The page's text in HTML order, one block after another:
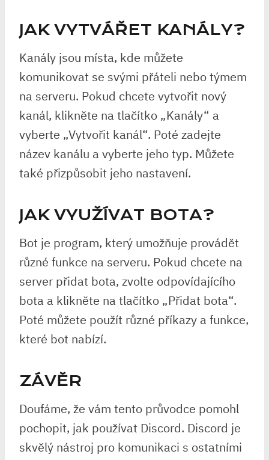
JAK VYTVÁŘET KANÁLY?
Kanály jsou místa, kde můžete
komunikovat se svými přáteli nebo týmem
na serveru. Pokud chcete vytvořit nový
kanál, klikněte na tlačítko „Kanály“ a
vyberte „Vytvořit kanál“. Poté zadejte
název kanálu a vyberte jeho typ. Můžete
také přizpůsobit jeho nastavení.
JAK VYUŽÍVAT BOTA?
Bot je program, který umožňuje provádět
různé funkce na serveru. Pokud chcete na
server přidat bota, zvolte odpovídajícího
bota a klikněte na tlačítko „Přidat bota“.
Poté můžete použít různé příkazy a funkce,
které bot nabízí.
ZÁVĚR
Doufáme, že vám tento průvodce pomohl
pochopit, jak používat Discord. Discord je
skvělý nástroj pro komunikaci s ostatními